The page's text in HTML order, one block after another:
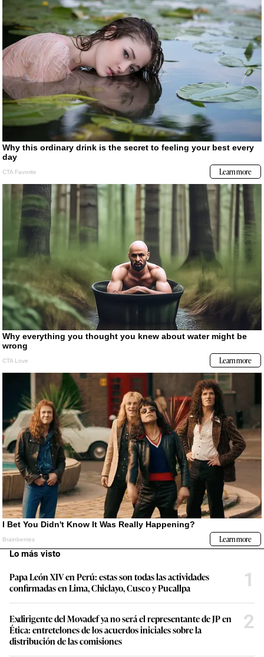
Lo más visto
Papa León XIV en Perú: estas son todas las actividades
confirmadas en Lima, Chiclayo, Cusco y Pucallpa
1
Exdirigente del Movadef ya no será el representante de JP en
Ética: entretelones de los acuerdos iniciales sobre la
distribución de las comisiones
2